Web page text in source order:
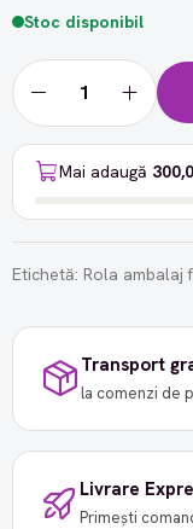
Stoc disponibil
Mai adaugă
Etichetă: Rola ambalaj
Transport
la comenzi de
Livrare
Primești